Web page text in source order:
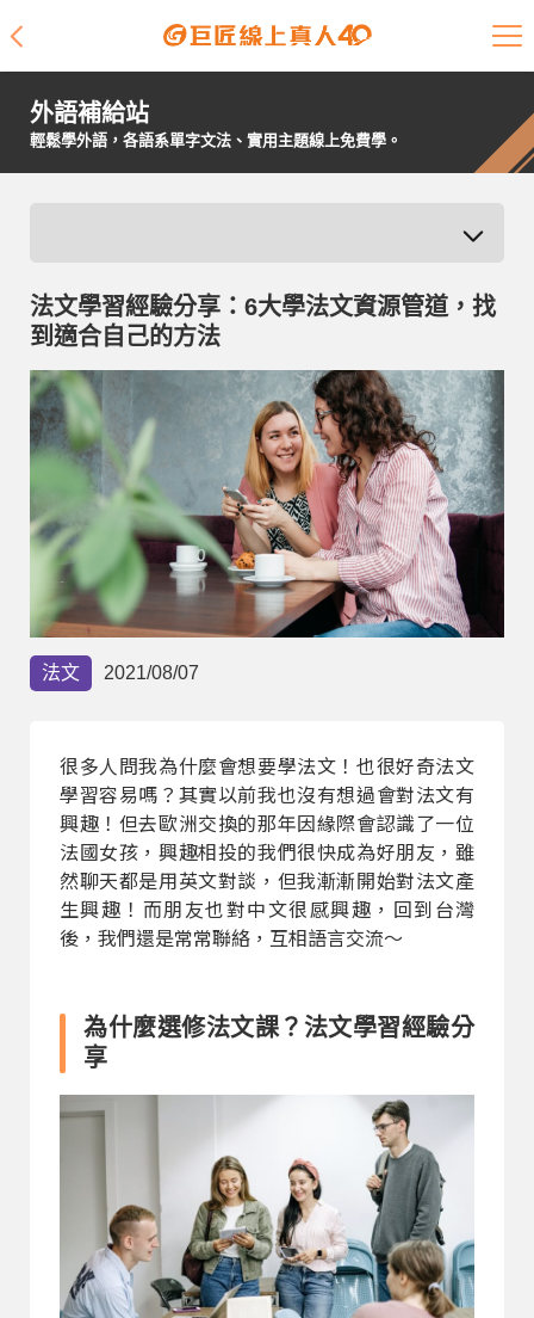
課程介紹
開課查詢
學員故事
免費資源
企業客戶
就業輔導
部落格
線上體驗
部落格 粉絲團 影音頻道
外語補給站
輕鬆學外語，各語系單字文法、實用主題線上免費學。
法文學習經驗分享：6大學法文資源管道，找
到適合自己的方法
法文 2021/08/07
很多人問我為什麼會想要學法文！也很好奇法文
學習容易嗎？其實以前我也沒有想過會對法文有
興趣！但去歐洲交換的那年因緣際會認識了一位
法國女孩，興趣相投的我們很快成為好朋友，雖
然聊天都是用英文對談，但我漸漸開始對法文產
生興趣！而朋友也對中文很感興趣，回到台灣
後，我們還是常常聯絡，互相語言交流～
為什麼選修法文課？法文學習經驗分
享